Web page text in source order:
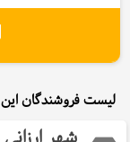
لیست فروشندگان این